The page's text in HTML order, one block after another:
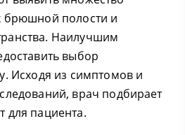
брюшной полости и
Наилучшим
выбор
Исходя из симптомов и
врач подбирает
для пациента.